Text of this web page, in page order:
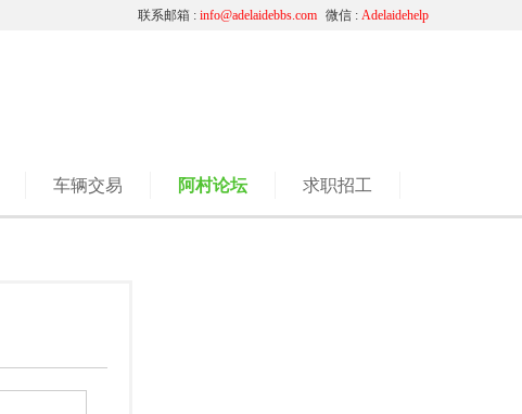
微信 : Adelaidehelp
联系邮箱 : info@adelaidebbs.com
车辆交易 阿村论坛 求职招工